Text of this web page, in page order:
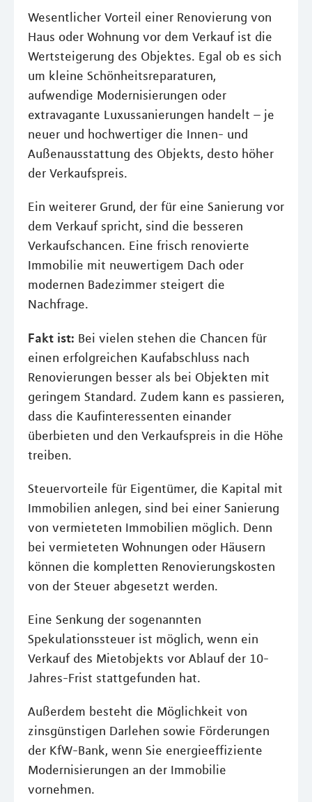
Wesentlicher Vorteil einer Renovierung von
Haus oder Wohnung vor dem Verkauf ist die
Wertsteigerung des Objektes. Egal ob es sich
um kleine Schönheitsreparaturen,
aufwendige Modernisierungen oder
extravagante Luxussanierungen handelt – je
neuer und hochwertiger die Innen- und
Außenausstattung des Objekts, desto höher
der Verkaufspreis.
Ein weiterer Grund, der für eine Sanierung vor
dem Verkauf spricht, sind die besseren
Verkaufschancen. Eine frisch renovierte
Immobilie mit neuwertigem Dach oder
modernen Badezimmer steigert die
Nachfrage.
Fakt ist: Bei vielen stehen die Chancen für
einen erfolgreichen Kaufabschluss nach
Renovierungen besser als bei Objekten mit
geringem Standard. Zudem kann es passieren,
dass die Kaufinteressenten einander
überbieten und den Verkaufspreis in die Höhe
treiben.
Steuervorteile für Eigentümer, die Kapital mit
Immobilien anlegen, sind bei einer Sanierung
von vermieteten Immobilien möglich. Denn
bei vermieteten Wohnungen oder Häusern
können die kompletten Renovierungskosten
von der Steuer abgesetzt werden.
Eine Senkung der sogenannten
Spekulationssteuer ist möglich, wenn ein
Verkauf des Mietobjekts vor Ablauf der 10-
Jahres-Frist stattgefunden hat.
Außerdem besteht die Möglichkeit von
zinsgünstigen Darlehen sowie Förderungen
der KfW-Bank, wenn Sie energieeffiziente
Modernisierungen an der Immobilie
vornehmen.